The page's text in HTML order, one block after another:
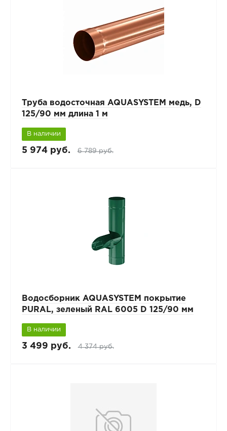
Труба водосточная AQUASYSTEM медь, D
125/90 мм длина 1 м
В наличии
5 974 руб. 6 789 руб.
Водосборник AQUASYSTEM покрытие
PURAL, зеленый RAL 6005 D 125/90 мм
В наличии
3 499 руб. 4 374 руб.